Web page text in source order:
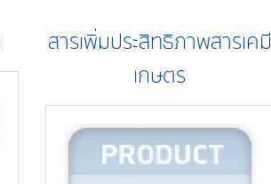
สารเพิ่มประสิทธิภาพสารเคมี
เกษตร